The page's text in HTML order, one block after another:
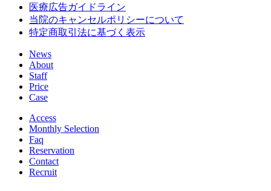
医療広告ガイドライン
当院のキャンセルポリシーについて
特定商取引法に基づく表示
News
About
Staff
Price
Case
Access
Monthly Selection
Faq
Reservation
Contact
Recruit